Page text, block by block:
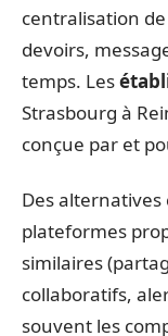
centralisation
devoirs,
temps. Les
Strasbourg à
conçue par et
Des alternatives
plateformes
similaires
collaboratifs,
souvent les